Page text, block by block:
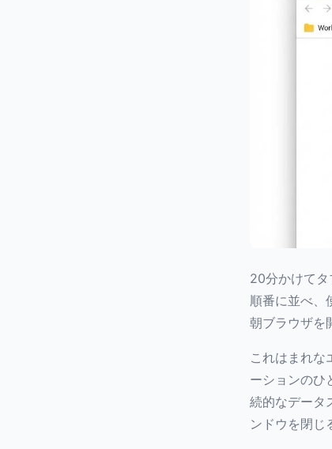
20分かけてタ
順番に並べ、
朝ブラウザを
これはまれな
ーションのひ
続的なデータ
ンドウを閉じ